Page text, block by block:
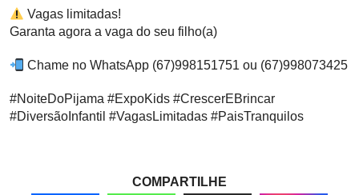
Vagas limitadas!
Garanta agora a vaga do seu filho(a)
Chame no WhatsApp (67)998151751 ou (67)998073425
#NoiteDoPijama #ExpoKids #CrescerEBrincar
#DiversãoInfantil #VagasLimitadas #PaisTranquilos
COMPARTILHE